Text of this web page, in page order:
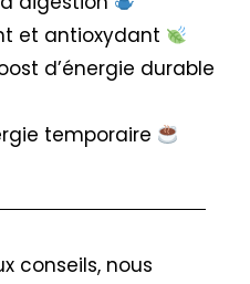
et antioxydant
d’énergie durable
temporaire
conseils, nous